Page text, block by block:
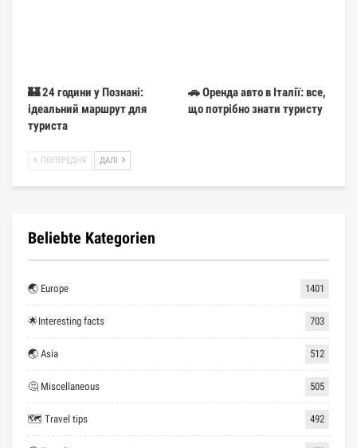
🏰 24 години у Познані:
ідеальний маршрут для
туриста
🚗 Оренда авто в Італії: все,
що потрібно знати туристу
ПОПЕРЕДНЯ ДАЛІ
Beliebte Kategorien
🌏 Europe 1401
🌟Interesting facts 703
🌏 Asia 512
🤔 Miscellaneous 505
🗺 Travel tips 492